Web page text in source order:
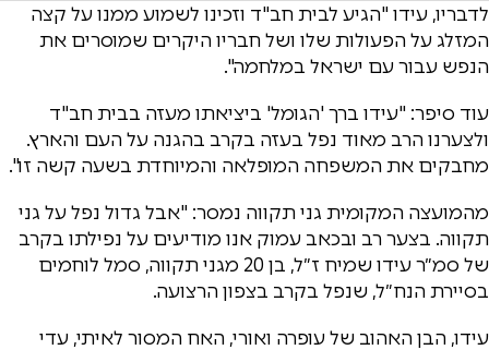
לדבריו, עידו "הגיע לבית חב"ד וזכינו לשמוע ממנו על קצה
המזלג על הפעולות שלו ושל חבריו היקרים שמוסרים את
הנפש עבור עם ישראל במלחמה".
עוד סיפר: "עידו ברך 'הגומל' ביציאתו מעזה בבית חב"ד
ולצערנו הרב מאוד נפל בעזה בקרב בהגנה על העם והארץ.
מחבקים את המשפחה המופלאה והמיוחדת בשעה קשה זו".
מהמועצה המקומית גני תקווה נמסר: "אבל גדול נפל על גני
תקווה. בצער רב ובכאב עמוק אנו מודיעים על נפילתו בקרב
של סמ״ר עידו שמיח ז״ל, בן 20 מגני תקווה, סמל לוחמים
בסיירת הנח״ל, שנפל בקרב בצפון הרצועה.
עידו, הבן האהוב של עופרה ואורי, האח המסור לאיתי, עדי